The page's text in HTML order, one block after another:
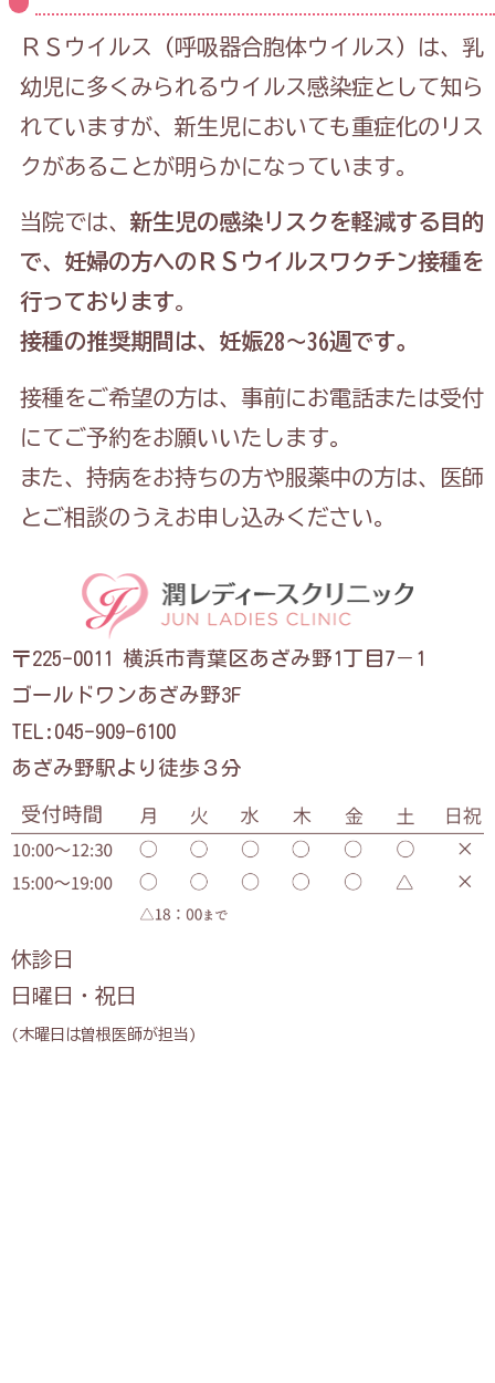
ＲＳウイルス（呼吸器合胞体ウイルス）は、乳
幼児に多くみられるウイルス感染症として知ら
れていますが、新生児においても重症化のリス
クがあることが明らかになっています。
当院では、 新生児の感染リスクを軽減する目的
で、妊婦の方へのＲＳウイルスワクチン接種を
行っております。
接種の推奨期間は、妊娠28〜36週です。
接種をご希望の方は、事前にお電話または受付
にてご予約をお願いいたします。
また、持病をお持ちの方や服薬中の方は、医師
とご相談のうえお申し込みください。
〒225-0011 横浜市青葉区あざみ野1丁目7－1
ゴールドワンあざみ野3F
TEL:045-909-6100
あざみ野駅より徒歩３分
休診日
日曜日・祝日
(木曜日は曽根医師が担当)